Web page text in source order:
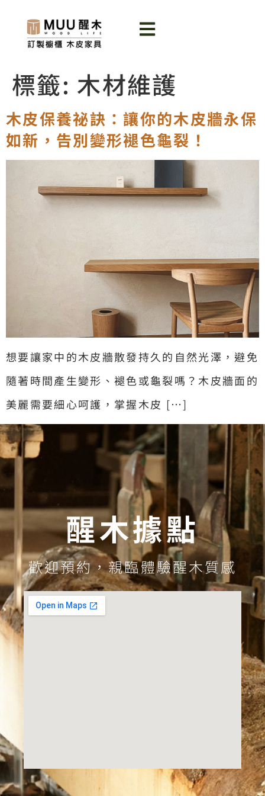
標籤: 木材維護
木皮保養祕訣：讓你的木皮牆永保
如新，告別變形褪色龜裂！
想要讓家中的木皮牆散發持久的自然光澤，避免
隨著時間產生變形、褪色或龜裂嗎？木皮牆面的
美麗需要細心呵護，掌握木皮 […]
醒木據點
歡迎預約，親臨體驗醒木質感